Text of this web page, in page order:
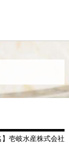
】壱岐水産株式会社